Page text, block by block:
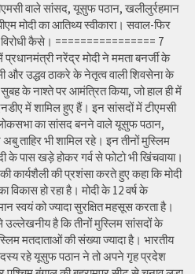
वाले सांसद, यूसुफ पठान, खलीलुर्रहमान
मोदी का आतिथ्य स्वीकारा। सवाल-फिर
विरोधी कैसे। ================ 7
नरेंद्र मोदी ने ममता बनर्जी के
और उद्धव ठाकरे के नेतृत्व वाली शिवसेना के
के नाश्ते पर आमंत्रित किया, जो हाल ही में
में शामिल हुए हैं। इन सांसदों में टीएमसी
का सांसद बनने वाले यूसुफ पठान,
ताहिर भी शामिल रहे। इन तीनों मुस्लिम
के पास खड़े होकर गर्व से फोटो भी खिंचवाया।
की कार्यशैली की प्रशंसा करते हुए कहा कि मोदी
विकास हो रहा है। मोदी के 12 वर्ष के
स्वयं को ज्यादा सुरक्षित महसूस करता है।
उल्लेखनीय है कि तीनों मुस्लिम सांसदों के
मतदाताओं की संख्या ज्यादा है। भारतीय
रहे यूसुफ पठान ने तो अपने गृह प्रदेश